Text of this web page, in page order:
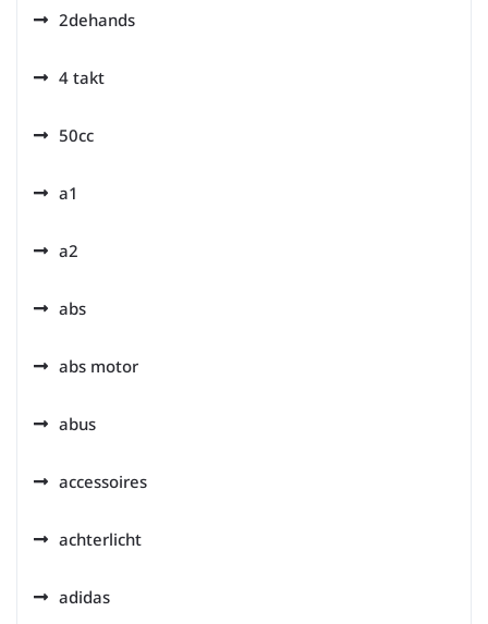
2dehands
4 takt
50cc
a1
a2
abs
abs motor
abus
accessoires
achterlicht
adidas